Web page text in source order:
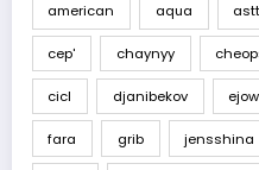
american aqua
cep' chaynyy
cicl djanibekov
fara grib jensshina